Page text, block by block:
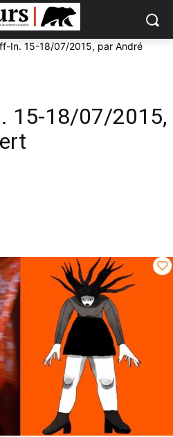
In. 15-18/07/2015, par André
15-18/07/2015,